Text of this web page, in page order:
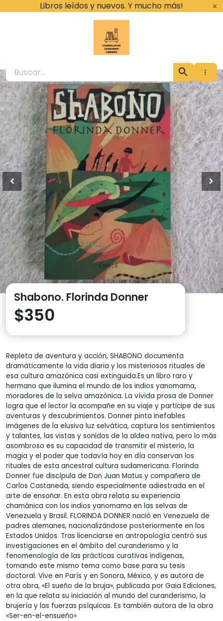
Libros leídos y nuevos. Y mucho más!
Cambalache
Shabono. Florinda Donner
$350
Repleta de aventura y acción, SHABONO documenta
dramáticamente la vida diaria y los misteriosos rituales de
esa cultura amazónica casi extinguida.Es un libro raro y
hermano que ilumina el mundo de los indios yanomama,
moradores de la selva amazónica. La vívida prosa de Donner
logra que el lector la acompañe en su viaje y participe de sus
aventuras y descubrimientos. Donner pinta inefables
imágenes de la elusiva luz selvática, captura los sentimientos
y talantes, las vistas y sonidos de la aldea nativa, pero lo más
asombroso es su capacidad de transmitir el misterio, la
magia y el poder que todavía hoy en día conservan los
rituales de esta ancestral cultura sudamericana. Florinda
Donner fue discípula de Don Juan Matus y compañera de
Carlos Castaneda, siendo especialmente adiestrada en el
arte de ensoñar. En esta obra relata su experiencia
chamánica con los indios yanomama en las selvas de
Venezuela y Brasil. FLORINDA DONNER nació en Venezuela de
padres alemanes, nacionalizándose posteriormente en los
Estados Unidos. Tras licenciarse en antropología centró sus
investigaciones en el ámbito del curanderismo y la
fenomenología de las prácticas curativas indígenas,
tomando este mismo tema como base para su tesis
doctoral. Vive en París y en Sonora, México, y es autora de
otra obra, «El sueño de la bruja», publicada por Gaia Ediciones,
en la que relata su iniciación al mundo del curanderismo, la
brujería y las fuerzas psíquicas. Es también autora de la obra
«Ser-en-el-ensueño»